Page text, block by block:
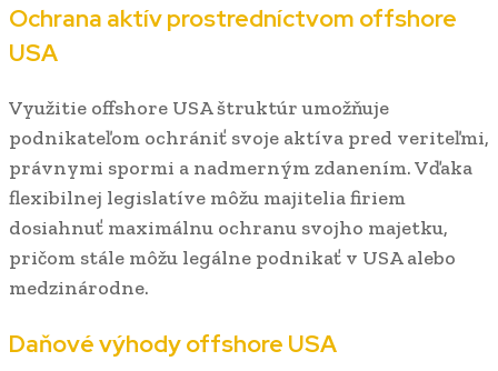
Ochrana aktív prostredníctvom offshore
USA
Využitie offshore USA štruktúr umožňuje
podnikateľom ochrániť svoje aktíva pred veriteľmi,
právnymi spormi a nadmerným zdanením. Vďaka
flexibilnej legislatíve môžu majitelia firiem
dosiahnuť maximálnu ochranu svojho majetku,
pričom stále môžu legálne podnikať v USA alebo
medzinárodne.
Daňové výhody offshore USA